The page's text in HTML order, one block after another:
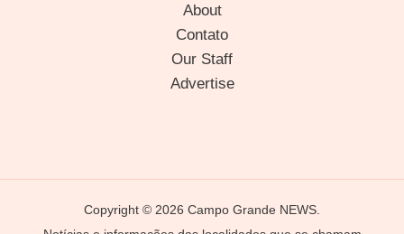
About
Contato
Our Staff
Advertise
Copyright © 2026 Campo Grande NEWS.